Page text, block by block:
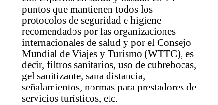
puntos que mantienen todos los
protocolos de seguridad e higiene
recomendados por las organizaciones
internacionales de salud y por el Consejo
Mundial de Viajes y Turismo (WTTC), es
decir, filtros sanitarios, uso de cubrebocas,
gel sanitizante, sana distancia,
señalamientos, normas para prestadores de
servicios turísticos, etc.